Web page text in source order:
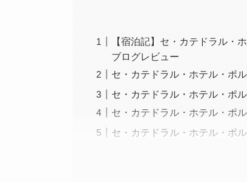
【宿泊記】セ・カテドラル・
ブログレビュー
セ・カテドラル・ホテル・ポ
セ・カテドラル・ホテル・ポ
セ・カテドラル・ホテル・ポ
セ・カテドラル・ホテル・ポ